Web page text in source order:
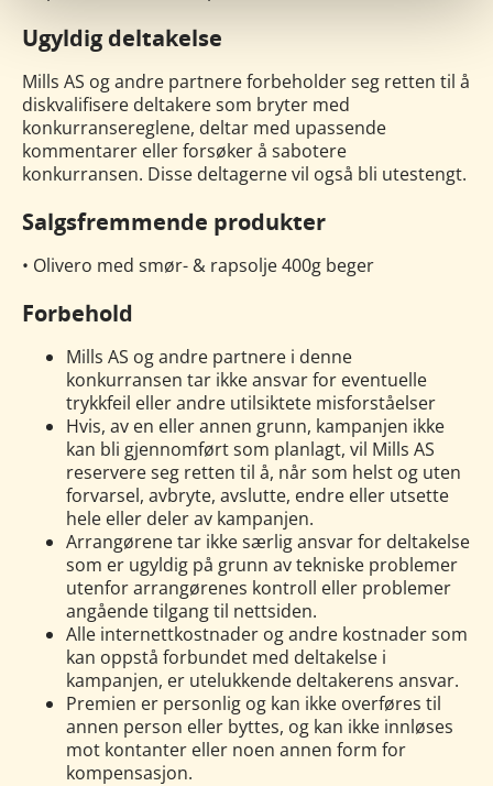
Ugyldig deltakelse
Mills AS og andre partnere forbeholder seg retten til å
diskvalifisere deltakere som bryter med
konkurransereglene, deltar med upassende
kommentarer eller forsøker å sabotere
konkurransen. Disse deltagerne vil også bli utestengt.
Salgsfremmende produkter
• Olivero med smør- & rapsolje 400g beger
Forbehold
Mills AS og andre partnere i denne
konkurransen tar ikke ansvar for eventuelle
trykkfeil eller andre utilsiktete misforståelser
Hvis, av en eller annen grunn, kampanjen ikke
kan bli gjennomført som planlagt, vil Mills AS
reservere seg retten til å, når som helst og uten
forvarsel, avbryte, avslutte, endre eller utsette
hele eller deler av kampanjen.
Arrangørene tar ikke særlig ansvar for deltakelse
som er ugyldig på grunn av tekniske problemer
utenfor arrangørenes kontroll eller problemer
angående tilgang til nettsiden.
Alle internettkostnader og andre kostnader som
kan oppstå forbundet med deltakelse i
kampanjen, er utelukkende deltakerens ansvar.
Premien er personlig og kan ikke overføres til
annen person eller byttes, og kan ikke innløses
mot kontanter eller noen annen form for
kompensasjon.